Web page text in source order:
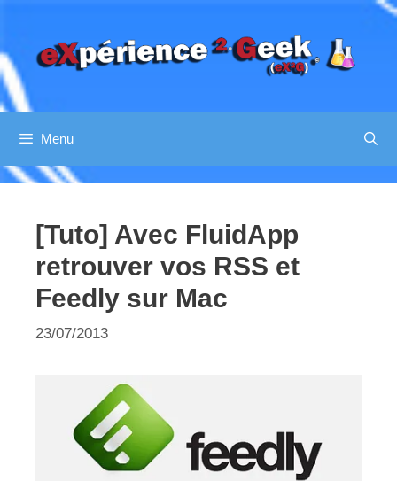
contenu
Menu
[Tuto] Avec FluidApp
retrouver vos RSS et
Feedly sur Mac
23/07/2013